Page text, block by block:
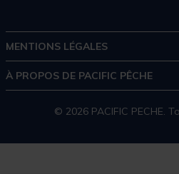
MENTIONS LÉGALES
À PROPOS DE PACIFIC PÊCHE
© 2026 PACIFIC PECHE.